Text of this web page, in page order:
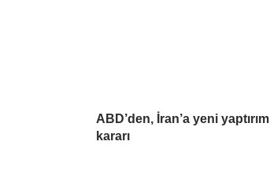
ABD’den, İran’a yeni yaptırım
kararı